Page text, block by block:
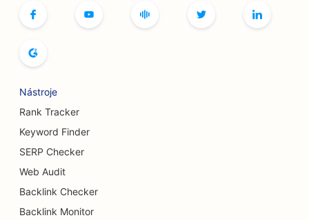
SEO pre bowlingové dráhy
SEO pre pekárne chleba
SEO pre pivovary
SEO pre služby zväčšenia prsníkov
SEO pre bufetové reštaurácie
Nástroje
Rank Tracker
Keyword Finder
SERP Checker
Web Audit
Backlink Checker
Backlink Monitor